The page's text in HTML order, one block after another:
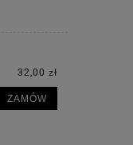
32,00 zł
ZAMÓW